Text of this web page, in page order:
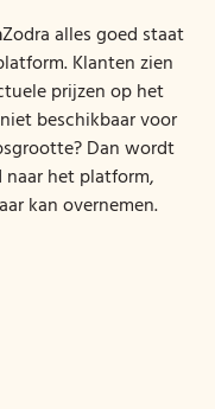
Zodra alles goed staat
Klanten zien
prijzen op het
beschikbaar voor
Dan wordt
het platform,
kan overnemen.